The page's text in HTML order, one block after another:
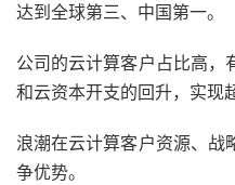
达到全球第三、中国第一。
公司的云计算客户占比高，
和云资本开支的回升，实现
浪潮在云计算客户资源、战
争优势。